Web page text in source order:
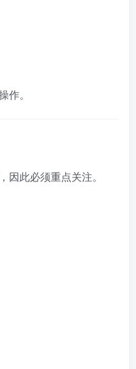
作。
因此必须重点关注。